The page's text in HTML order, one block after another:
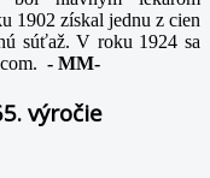
1902 získal jednu z cien
súťaž. V roku 1924 sa
- MM-
výročie